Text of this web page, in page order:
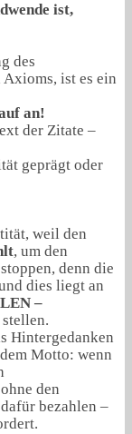
ist,
des
ist es ein
an!
der Zitate –
geprägt oder
weil den
, um den
denn die
dies liegt an
–
Hintergedanken
Motto: wenn
den
bezahlen –